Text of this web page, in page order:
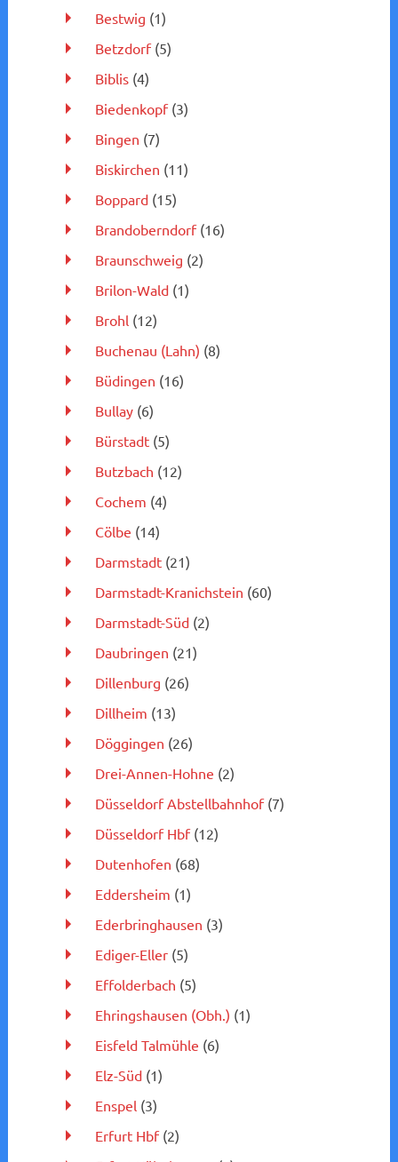
Bestwig (1)
Betzdorf(5)
Biblis(4)
Biedenkopf(3)
Bingen (7)
Biskirchen (11)
Boppard(15)
Brandoberndorf(16)
Braunschweig (2)
Brilon-Wald(1)
Brohl (12)
Buchenau (Lahn) (8)
Büdingen (16)
Bullay(6)
Bürstadt(5)
Butzbach (12)
Cochem (4)
Cölbe (14)
Darmstadt(21)
Darmstadt-Kranichstein (60)
Darmstadt-Süd(2)
Daubringen (21)
Dillenburg (26)
Dillheim (13)
Döggingen (26)
Drei-Annen-Hohne (2)
Düsseldorf Abstellbahnhof(7)
Düsseldorf Hbf(12)
Dutenhofen (68)
Eddersheim (1)
Ederbringhausen (3)
Ediger-Eller(5)
Effolderbach (5)
Ehringshausen (Obh.) (1)
Eisfeld Talmühle (6)
Elz-Süd(1)
Enspel (3)
Erfurt Hbf(2)